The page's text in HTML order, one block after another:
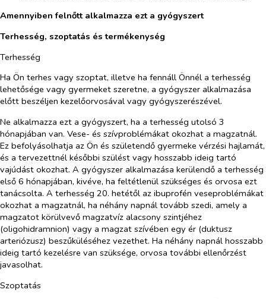
Amennyiben felnőtt alkalmazza ezt a gyógyszert
Terhesség, szoptatás és termékenység
Terhesség
Ha Ön terhes vagy szoptat, illetve ha fennáll Önnél a terhesség
lehetősége vagy gyermeket szeretne, a gyógyszer alkalmazása
előtt beszéljen kezelőorvosával vagy gyógyszerészével.
Ne alkalmazza ezt a gyógyszert, ha a terhesség utolsó 3
hónapjában van. Vese- és szívproblémákat okozhat a magzatnál.
Ez befolyásolhatja az Ön és születendő gyermeke vérzési hajlamát,
és a tervezettnél későbbi szülést vagy hosszabb ideig tartó
vajúdást okozhat. A gyógyszer alkalmazása kerülendő a terhesség
első 6 hónapjában, kivéve, ha feltétlenül szükséges és orvosa ezt
tanácsolta. A terhesség 20. hetétől az ibuprofén veseproblémákat
okozhat a magzatnál, ha néhány napnál tovább szedi, amely a
magzatot körülvevő magzatvíz alacsony szintjéhez
(oligohidramnion) vagy a magzat szívében egy ér (duktusz
arteriózusz) beszűküléséhez vezethet. Ha néhány napnál hosszabb
ideig tartó kezelésre van szüksége, orvosa további ellenőrzést
javasolhat.
Szoptatás